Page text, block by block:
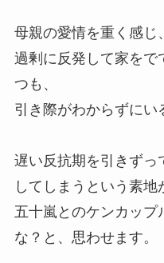
母親の愛情を重く感じ、
過剰に反発して家をで
つも、
引き際がわからずにい
遅い反抗期を引きずっ
してしまうという素地
五十嵐とのケンカップ
な？と、思わせます。